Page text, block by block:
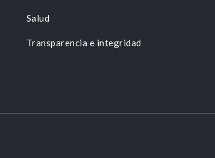
Salud
Transparencia e integridad